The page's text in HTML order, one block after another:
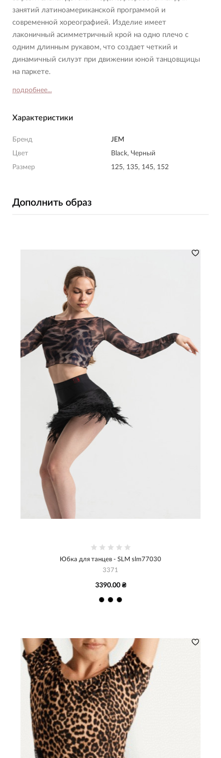
занятий латиноамериканской программой и
современной хореографией. Изделие имеет
лаконичный асимметричный крой на одно плечо с
одним длинным рукавом, что создает четкий и
динамичный силуэт при движении юной танцовщицы
на паркете.
подробнее...
Характеристики
Бренд
JEM
Цвет
Black, Черный
Размер
125, 135, 145, 152
Дополнить образ
Юбка для танцев - SLM slm77030
3371
3390.00 ₴